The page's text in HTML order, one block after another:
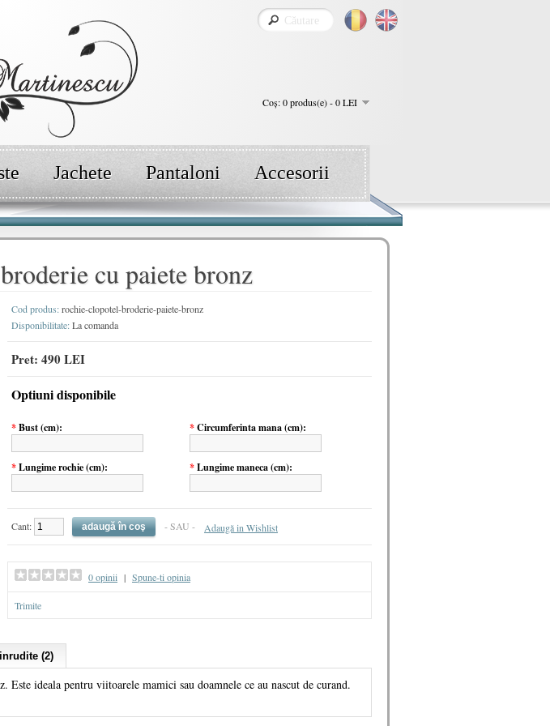
Coş: 0 produs(e) - 0 LEI
Jachete Pantaloni Accesorii
cu paiete bronz
Cod produs:rochie-clopotel-broderie-paiete-bronz
Disponibilitate:La comanda
Pret:490 LEI
Optiuni disponibile
*Bust (cm): *Circumferinta mana (cm):
*Lungime rochie (cm): *Lungime maneca (cm):
Cant: - SAU - Adaugă in Wishlist
0 opinii |Spune-ti opinia
Trimite
(2)
Este ideala pentru viitoarele mamici sau doamnele ce au nascut de curand.